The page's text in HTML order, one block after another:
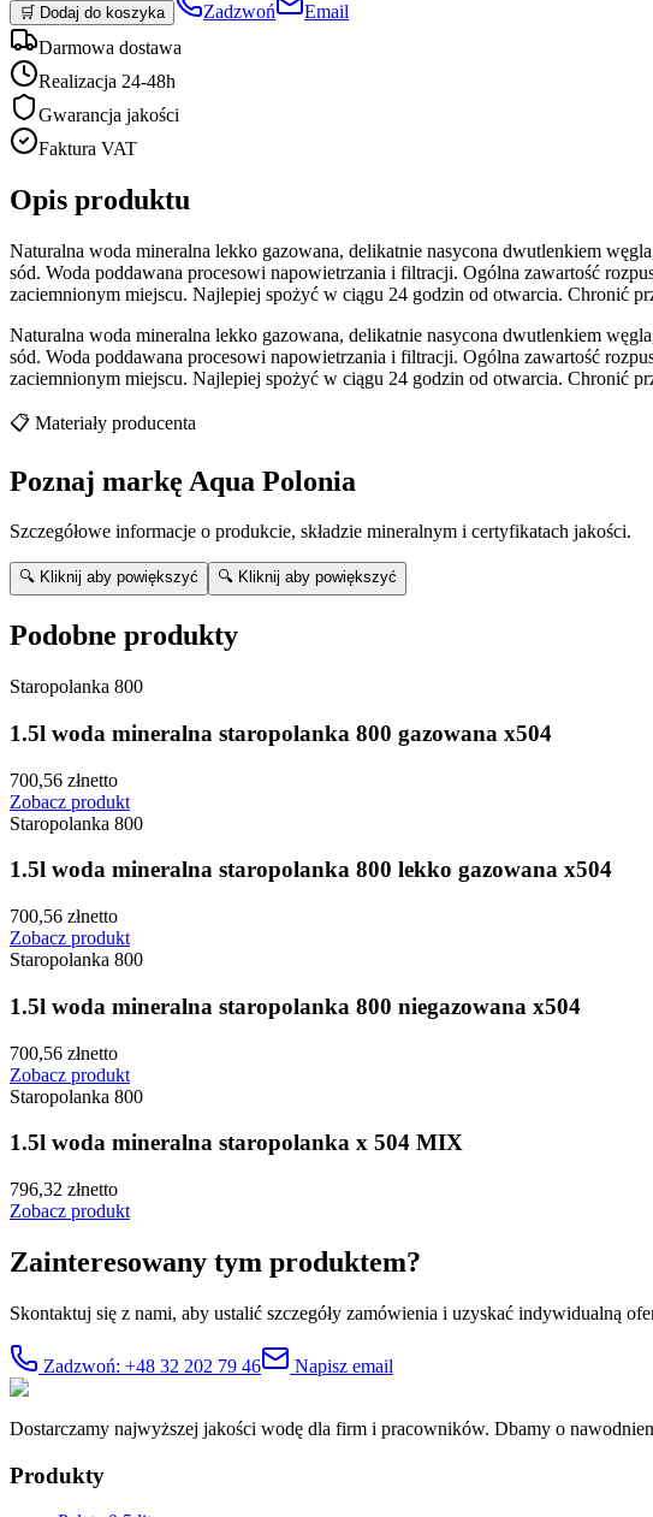
🛒 Dodaj do koszyka Zadzwoń
Email
Darmowa dostawa
Realizacja 24-48h
Gwarancja jakości
Faktura VAT
Opis produktu
Naturalna woda mineralna lekko gazowana, delikatnie nasycona dwutlenkiem
sód. Woda poddawana procesowi napowietrzania i filtracji. Ogólna zawartość
zaciemnionym miejscu. Najlepiej spożyć w ciągu 24 godzin od otwarcia. Chronić
Naturalna woda mineralna lekko gazowana, delikatnie nasycona dwutlenkiem
sód. Woda poddawana procesowi napowietrzania i filtracji. Ogólna zawartość
zaciemnionym miejscu. Najlepiej spożyć w ciągu 24 godzin od otwarcia. Chronić
📋 Materiały producenta
Poznaj markę Aqua Polonia
Szczegółowe informacje o produkcie, składzie mineralnym i certyfikatach jakości.
🔍 Kliknij aby powiększyć 🔍 Kliknij aby powiększyć
Podobne produkty
Staropolanka 800
1.5l woda mineralna staropolanka 800 gazowana x504
700,56 złnetto
Zobacz produkt
Staropolanka 800
1.5l woda mineralna staropolanka 800 lekko gazowana x504
700,56 złnetto
Zobacz produkt
Staropolanka 800
1.5l woda mineralna staropolanka 800 niegazowana x504
700,56 złnetto
Zobacz produkt
Staropolanka 800
1.5l woda mineralna staropolanka x 504 MIX
796,32 złnetto
Zobacz produkt
Zainteresowany tym produktem?
Skontaktuj się z nami, aby ustalić szczegóły zamówienia i uzyskać indywidualną
Zadzwoń: +48 32 202 79 46 Napisz email
Dostarczamy najwyższej jakości wodę dla firm i pracowników. Dbamy o
Produkty